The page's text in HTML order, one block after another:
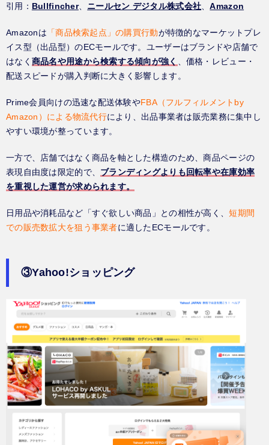
引用： Bullfincher、 ニールセン デジタル株式会社 、Amazon
Amazonは 「商品検索起点」の購買行動が特徴的なマーケットプレ
イス型（出品型）のECモールです。ユーザーはブランドや店舗で
はなく 商品名や用途から検索する傾向が強く
、価格・レビュー・
配送スピードが購入判断に大きく影響します。
Prime会員向けの迅速な配送体験やFBA（フルフィルメントby
Amazon）による物流代行により、出品事業者は販売業務に集中し
やすい環境が整っています。
一方で、店舗ではなく商品を軸とした構造のため、商品ページの
表現自由度は限定的で、 ブランディングよりも回転率や在庫効率
を重視した運営が求められます。
日用品や消耗品など「すぐ欲しい商品」との相性が高く、短期間
での販売数拡大を狙う事業者に適したECモールです。
③Yahoo!ショッピング